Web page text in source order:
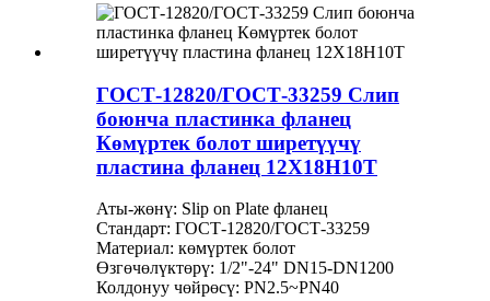
ГОСТ-12820/ГОСТ-33259 Слип
боюнча пластинка фланец
Көмүртек болот ширетүүчү
пластина фланец 12X18H10T
Аты-жөнү: Slip on Plate фланец
Стандарт: ГОСТ-12820/ГОСТ-33259
Материал: көмүртек болот
Өзгөчөлүктөрү: 1/2"-24" DN15-DN1200
Колдонуу чөйрөсү: PN2.5~PN40